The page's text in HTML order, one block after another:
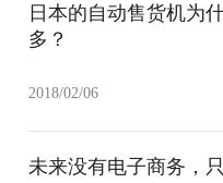
日本的自动售货机为
多？
2018/02/06
未来没有电子商务，